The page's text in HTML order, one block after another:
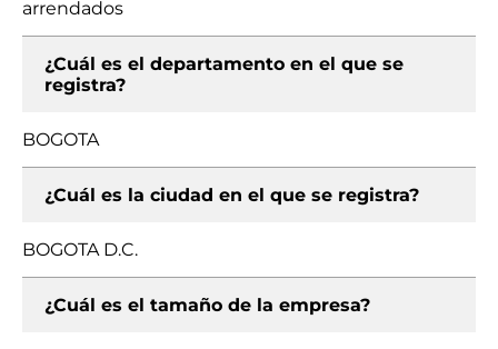
arrendados
¿Cuál es el departamento en el que se
registra?
BOGOTA
¿Cuál es la ciudad en el que se registra?
BOGOTA D.C.
¿Cuál es el tamaño de la empresa?